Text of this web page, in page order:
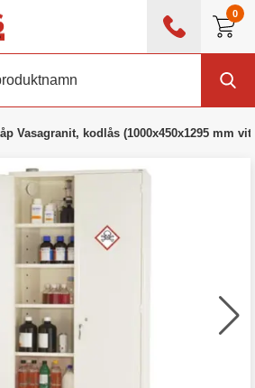
0
Vasagranit, kodlås (1000x450x1295 mm vit)